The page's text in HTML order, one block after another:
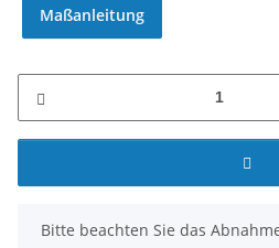
Maßanleitung
x
Bitte beachten Sie das